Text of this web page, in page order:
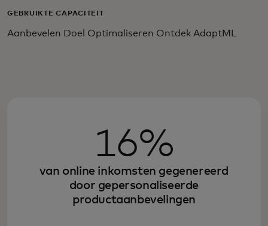
GEBRUIKTE CAPACITEIT
Aanbevelen Doel Optimaliseren Ontdek AdaptML
16%
van online inkomsten gegenereerd
door gepersonaliseerde
productaanbevelingen